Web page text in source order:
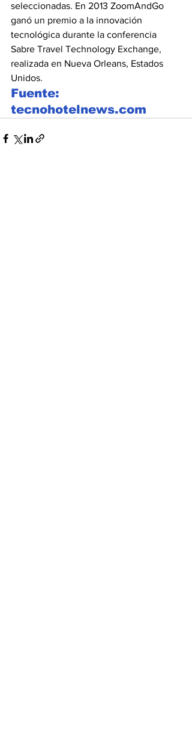
seleccionadas. En 2013 ZoomAndGo
ganó un premio a la innovación
tecnológica durante la conferencia
Sabre Travel Technology Exchange,
realizada en Nueva Orleans, Estados
Unidos.
Fuente:
tecnohotelnews.com